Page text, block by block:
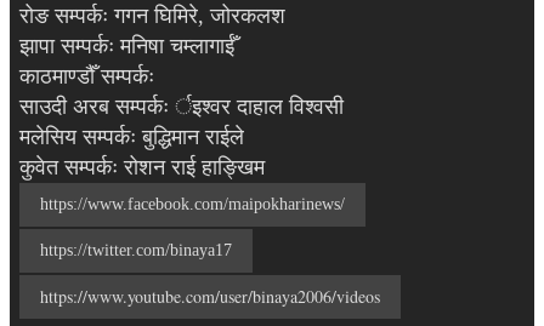
रोङ सम्पर्कः गगन घिमिरे, जोरकलश
झापा सम्पर्कः मनिषा चम्लागाईँ
काठमाण्डौँ सम्पर्कः
साउदी अरब सम्पर्कः र्इश्वर दाहाल विश्वसी
मलेसिय सम्पर्कः बुद्धिमान राईले
कुवेत सम्पर्कः रोशन राई हाङ्खिम
https://www.facebook.com/maipokharinews/
https://twitter.com/binaya17
https://www.youtube.com/user/binaya2006/videos